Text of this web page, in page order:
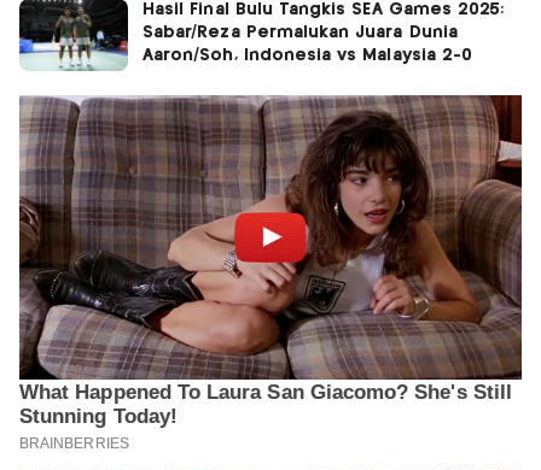
Hasil Final Bulu Tangkis SEA Games 2025:
Sabar/Reza Permalukan Juara Dunia
Aaron/Soh, Indonesia vs Malaysia 2-0